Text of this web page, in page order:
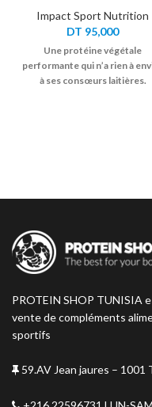
Impact Sport Nutrition
DT 95,000
Une protéine végétale
performante qui n’a rien à
à ses consœurs laitières.
PROTEIN SHOP TUNISIA
vente de compléments
sportifs
59.AV Jean jaures – 1001